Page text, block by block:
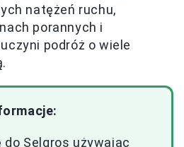
natężeń ruchu,
porannych i
podróż o wiele
do Selgros używając